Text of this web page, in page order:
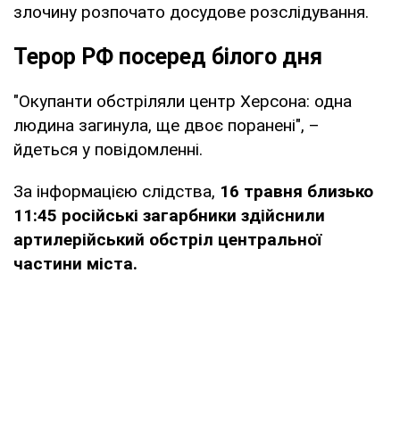
злочину розпочато досудове розслідування.
Терор РФ посеред білого дня
"Окупанти обстріляли центр Херсона: одна
людина загинула, ще двоє поранені", –
йдеться у повідомленні.
За інформацією слідства, 16 травня близько
11:45 російські загарбники здійснили
артилерійський обстріл центральної
частини міста.